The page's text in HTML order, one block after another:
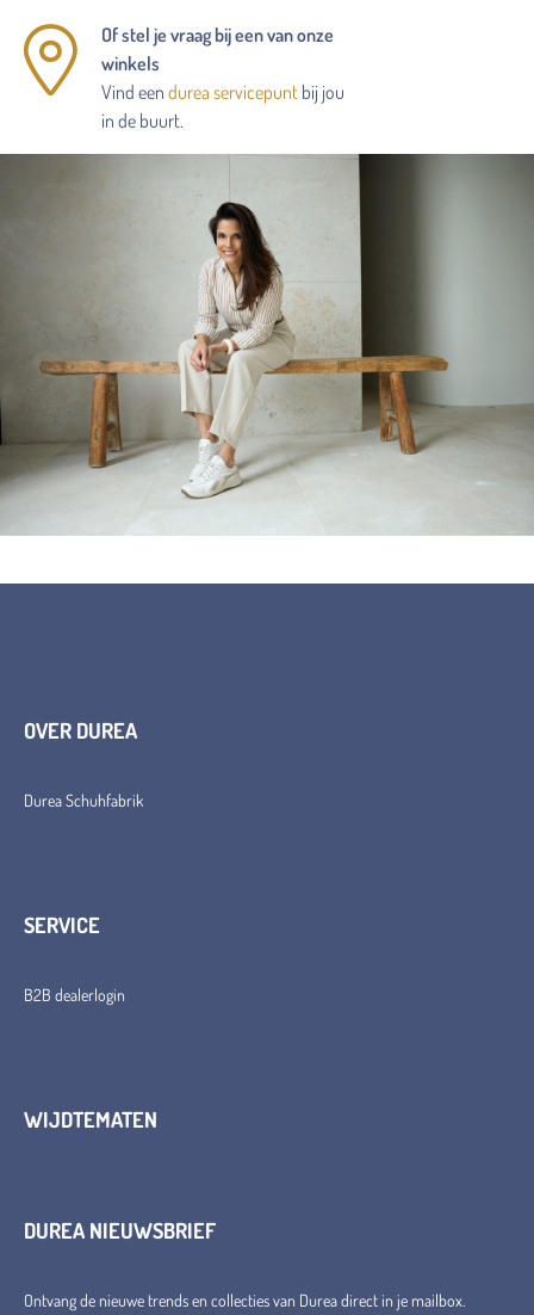
Of stel je vraag bij een van onze
winkels
Vind een durea servicepunt bij jou
in de buurt.
OVER DUREA
Durea Schuhfabrik
SERVICE
B2B dealerlogin
WIJDTEMATEN
DUREA NIEUWSBRIEF
Ontvang de nieuwe trends en collecties van Durea direct in je mailbox.